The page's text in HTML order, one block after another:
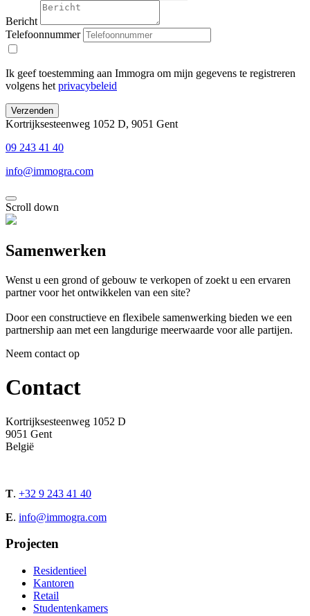
Bericht
Telefoonnummer
Ik geef toestemming aan Immogra om mijn gegevens te registreren
volgens het privacybeleid
Verzenden
Kortrijksesteenweg 1052 D, 9051 Gent
09 243 41 40
info@immogra.com
Scroll down
Samenwerken
Wenst u een grond of gebouw te verkopen of zoekt u een ervaren
partner voor het ontwikkelen van een site?
Door een constructieve en flexibele samenwerking bieden we een
partnership aan met een langdurige meerwaarde voor alle partijen.
Neem contact op
Contact
Kortrijksesteenweg 1052 D
9051 Gent
België
T. +32 9 243 41 40
E. info@immogra.com
Projecten
Residentieel
Kantoren
Retail
Studentenkamers